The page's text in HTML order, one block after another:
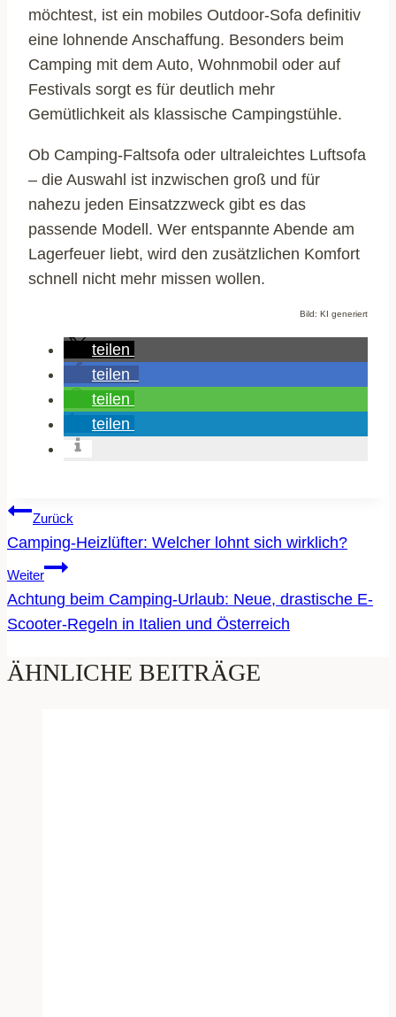
möchtest, ist ein mobiles Outdoor-Sofa definitiv
eine lohnende Anschaffung. Besonders beim
Camping mit dem Auto, Wohnmobil oder auf
Festivals sorgt es für deutlich mehr
Gemütlichkeit als klassische Campingstühle.
Ob Camping-Faltsofa oder ultraleichtes Luftsofa
– die Auswahl ist inzwischen groß und für
nahezu jeden Einsatzzweck gibt es das
passende Modell. Wer entspannte Abende am
Lagerfeuer liebt, wird den zusätzlichen Komfort
schnell nicht mehr missen wollen.
Bild: KI generiert
teilen
teilen
teilen
teilen
BEITRAGSNAVIGATION
Zurück
Camping-Heizlüfter: Welcher lohnt sich wirklich?
Weiter
Achtung beim Camping-Urlaub: Neue, drastische E-
Scooter-Regeln in Italien und Österreich
ÄHNLICHE BEITRÄGE